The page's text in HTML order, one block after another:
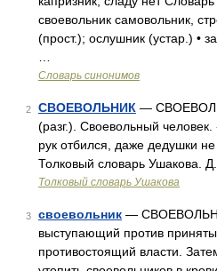
своевольник самовольник,
(прост.); ослушник (устар.) •
Словарь синонимов
2 СВОЕВОЛЬНИК —
(разг.). Своевольный
рук отбился, даже дедушки
Толковый словарь Ушакова.
Толковый словарь Ушакова
3 своевольник —
выступающий против
противостоящий власти.